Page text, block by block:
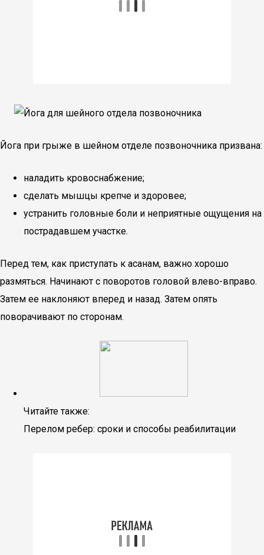
Йога при грыже в шейном отделе позвоночника призвана:
наладить кровоснабжение;
сделать мышцы крепче и здоровее;
устранить головные боли и неприятные ощущения на
пострадавшем участке.
Перед тем, как приступать к асанам, важно хорошо
размяться. Начинают с поворотов головой влево-вправо.
Затем ее наклоняют вперед и назад. Затем опять
поворачивают по сторонам.
Читайте также:
Перелом ребер: сроки и способы реабилитации